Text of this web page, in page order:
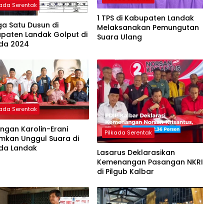
Serentak
Satu Dusun di
Landak Golput di
2024
1 TPS di Kabupaten Landak
Melaksanakan Pemungutan
Suara Ulang
Serentak
Karolin-Erani
Unggul Suara di
Landak
Pilkada Serentak
Lasarus Deklarasikan
Kemenangan Pasangan NKRI
di Pilgub Kalbar